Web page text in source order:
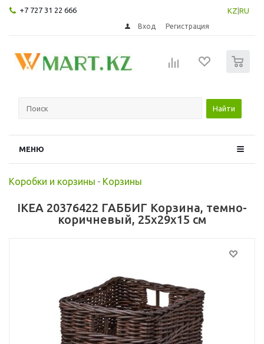
+7 727 31 22 666 KZ RU
Вход Регистрация
Найти
МЕНЮ
Коробки и корзины - Корзины
IKEA 20376422 ГАББИГ Корзина, темно-
коричневый, 25x29x15 см